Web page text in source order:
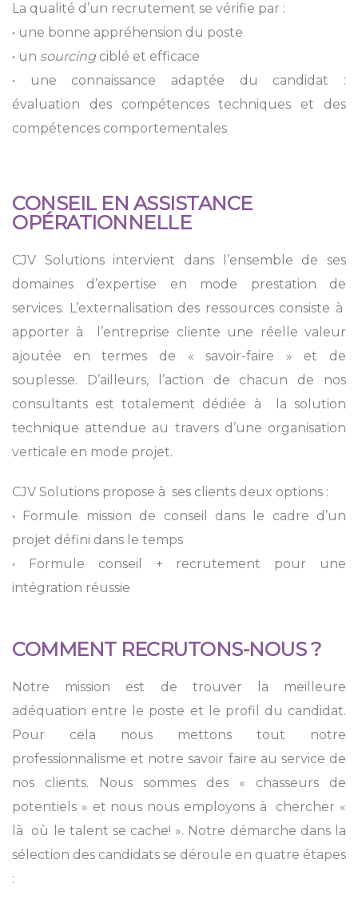
La qualité d’un recrutement se vérifie par :
• une bonne appréhension du poste
• un sourcingciblé et efficace
• une connaissance adaptée du candidat :
évaluation des compétences techniques et des
compétences comportementales
CONSEIL EN ASSISTANCE
OPÉRATIONNELLE
CJV Solutions intervient dans l’ensemble de ses
domaines d’expertise en mode prestation de
services. L’externalisation des ressources consiste à
apporter à l’entreprise cliente une réelle valeur
ajoutée en termes de « savoir-faire » et de
souplesse. D’ailleurs, l’action de chacun de nos
consultants est totalement dédiée à la solution
technique attendue au travers d’une organisation
verticale en mode projet.
CJV Solutions propose à ses clients deux options :
• Formule mission de conseil dans le cadre d’un
projet défini dans le temps
•
Formule conseil + recrutement pour une
intégration réussie
COMMENT RECRUTONS-NOUS ?
Notre mission est de trouver la meilleure
adéquation entre le poste et le profil du candidat.
Pour cela nous mettons tout notre
professionnalisme et notre savoir faire au service de
nos clients. Nous sommes des « chasseurs de
potentiels » et nous nous employons à chercher «
là où le talent se cache! ». Notre démarche dans la
sélection des candidats se déroule en quatre étapes
: